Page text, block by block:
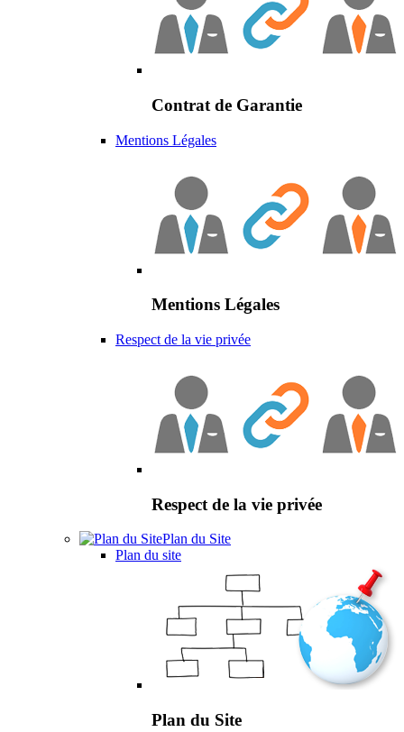
Contrat de Garantie
Mentions Légales
Mentions Légales
Respect de la vie privée
Respect de la vie privée
Plan du Site
Plan du site
Plan du Site